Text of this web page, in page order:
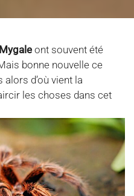
Mygale ont souvent été
bonne nouvelle ce
alors d’où vient la
les choses dans cet